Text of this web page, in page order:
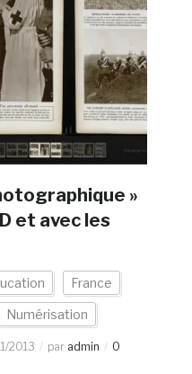
»
et avec les
France
Numérisation
2013 par admin
0